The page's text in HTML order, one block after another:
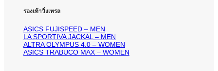
รองเท้าวิ่งเทรล
ASICS FUJISPEED – MEN
LA SPORTIVA JACKAL – MEN
ALTRA OLYMPUS 4.0 – WOMEN
ASICS TRABUCO MAX – WOMEN